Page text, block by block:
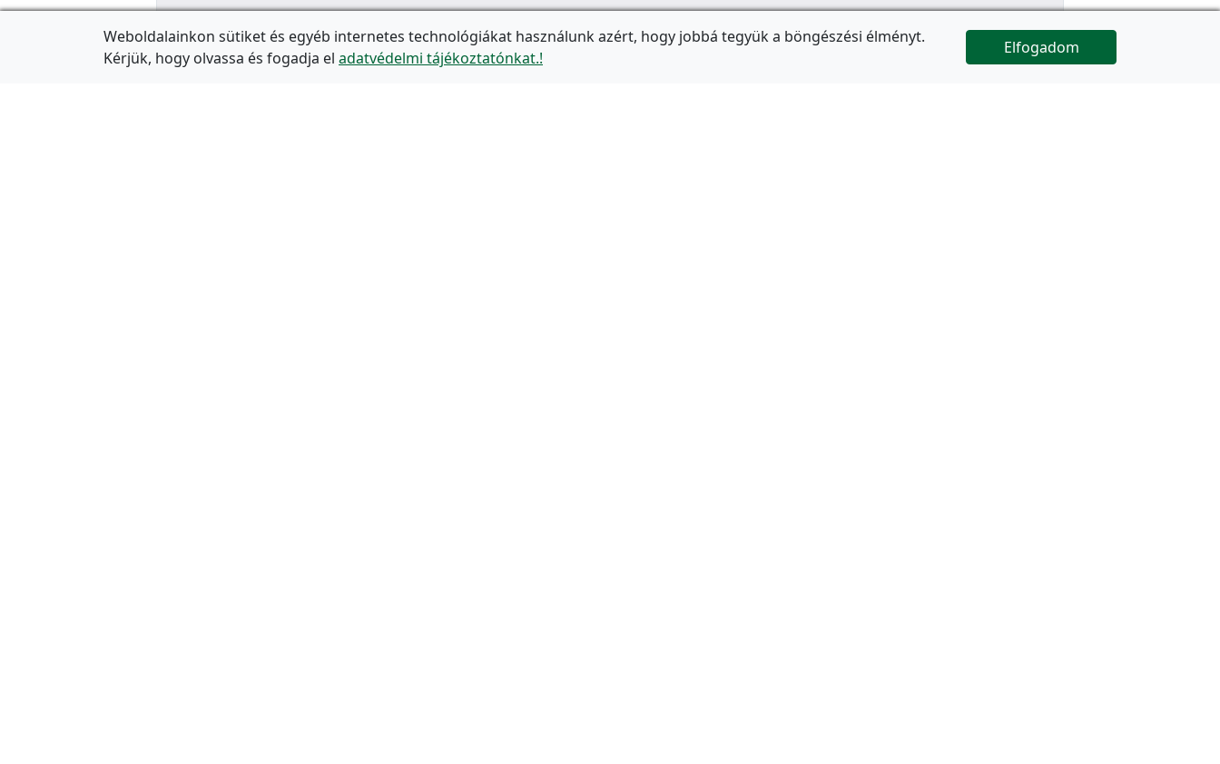
Az oldal folytatódik
Weboldalainkon sütiket és egyéb internetes technológiákat használunk azért, hogy jobbá tegyük a böngészési élményt.
Kérjük, hogy olvassa és fogadja el adatvédelmi tájékoztatónkat.!
Elfogadom